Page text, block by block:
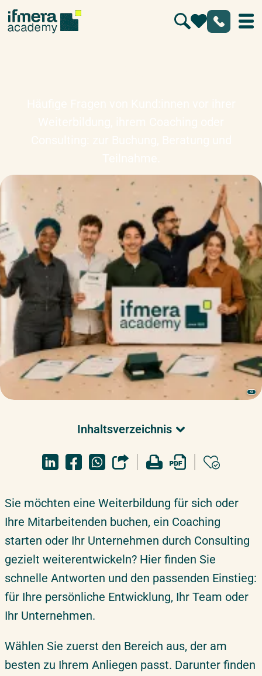
KI
Inhaltsverzeichnis
Weiterbildung
Consulting
Consulting
Consulting
Sie möchten eine Weiterbildung für sich oder
Ihre Mitarbeitenden buchen, ein Coaching
starten oder Ihr Unternehmen durch Consulting
gezielt weiterentwickeln? Hier finden Sie
schnelle Antworten und den passenden Einstieg:
für Ihre persönliche Entwicklung, Ihr Team oder
Ihr Unternehmen.
Wählen Sie zuerst den Bereich aus, der am
besten zu Ihrem Anliegen passt. Darunter finden